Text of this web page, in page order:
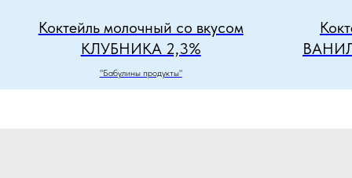
Коктейль молочный со вкусом
КЛУБНИКА 2,3%
"Бабулины продукты"